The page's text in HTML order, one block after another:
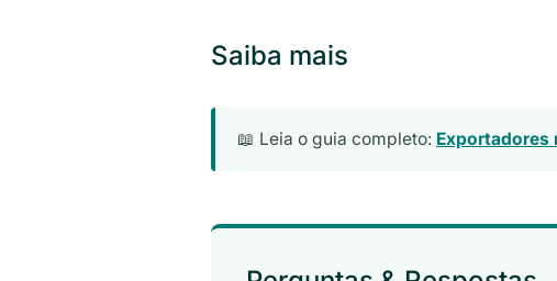
Saiba mais
📖 Leia o guia completo: Exportadores